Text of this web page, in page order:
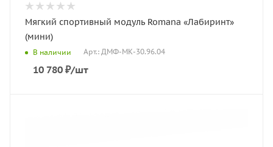
Мягкий спортивный модуль Romana «Лабиринт»
(мини)
В наличии Арт.: ДМФ-МК-30.96.04
10 780 ₽/шт